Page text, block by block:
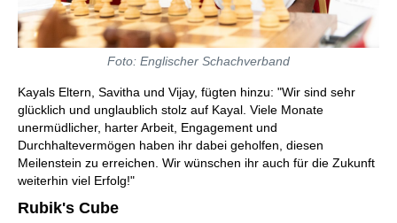
Foto: Englischer Schachverband
Kayals Eltern, Savitha und Vijay, fügten hinzu: "Wir sind sehr
glücklich und unglaublich stolz auf Kayal. Viele Monate
unermüdlicher, harter Arbeit, Engagement und
Durchhaltevermögen haben ihr dabei geholfen, diesen
Meilenstein zu erreichen. Wir wünschen ihr auch für die Zukunft
weiterhin viel Erfolg!"
Rubik's Cube